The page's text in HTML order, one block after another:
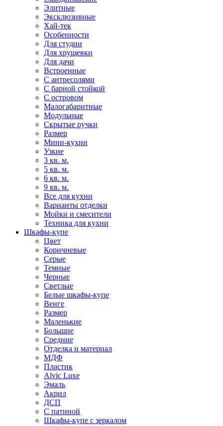
Элитные
Эксклюзивные
Хай-тек
Особенности
Для студии
Для хрущевки
Для дачи
Встроенные
С антресолями
С барной стойкой
С островом
Малогабаритные
Модульные
Скрытые ручки
Размер
Мини-кухни
Узкие
3 кв. м.
5 кв. м.
6 кв. м.
9 кв. м.
Все для кухни
Варианты отделки
Мойки и смесители
Техника для кухни
Шкафы-купе
Цвет
Коричневые
Серые
Темные
Черные
Светлые
Белые шкафы-купе
Венге
Размер
Маленькие
Большие
Средние
Отделка и материал
МДФ
Пластик
Alvic Luxe
Эмаль
Акрил
ДСП
С патиной
Шкафы-купе с зеркалом